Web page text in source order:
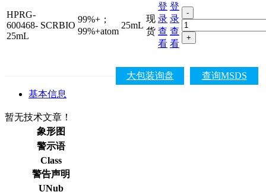
HPRG-
600468-
25mL
SCRBIO
99%+；
99%+atom
25mL
现
货
登
录
查
看
登
录
查
看
-
+
查询MSDS
大包装询盘
基本信息
暂无技术文章！
象形图
警示语
Class
警告声明
UNub